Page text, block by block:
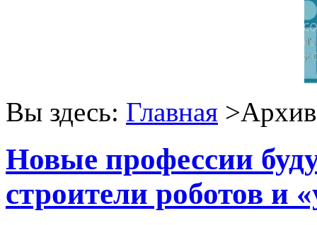
Вы здесь: Главная >Архив
Новые профессии
строители роботов и